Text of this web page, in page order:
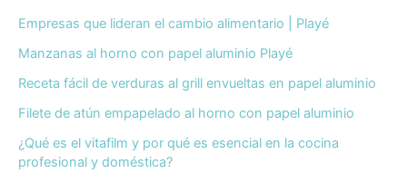
Empresas que lideran el cambio alimentario | Playé
Manzanas al horno con papel aluminio Playé
Receta fácil de verduras al grill envueltas en papel aluminio
Filete de atún empapelado al horno con papel aluminio
¿Qué es el vitafilm y por qué es esencial en la cocina
profesional y doméstica?